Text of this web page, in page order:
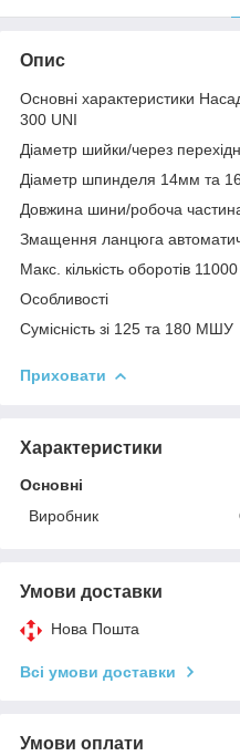
Опис
Основні характеристики
300 UNI
Діаметр шийки/через
Діаметр шпинделя 14мм та
Довжина шини/робоча
Змащення ланцюга
Макс. кількість оборотів
Особливості
Сумісність зі 125 та 180 МШУ
Приховати
Характеристики
Основні
Виробник
Умови доставки
Нова Пошта
Всі умови доставки
Умови оплати